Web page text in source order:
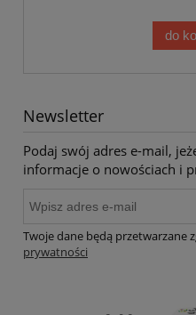
do
Newsletter
Podaj swój adres e-mail,
informacje o nowościach i
Twoje dane będą przetwarzane
prywatności